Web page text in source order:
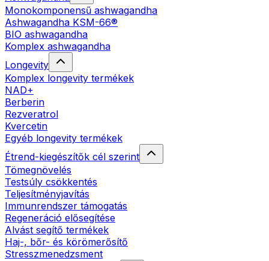
Monokomponensű ashwagandha
Ashwagandha KSM-66®
BIO ashwagandha
Komplex ashwagandha
Longevity
Komplex longevity termékek
NAD+
Berberin
Rezveratrol
Kvercetin
Egyéb longevity termékek
Étrend-kiegészítők cél szerint
Tömegnövelés
Testsúly csökkentés
Teljesítményjavítás
Immunrendszer támogatás
Regeneráció elősegítése
Alvást segítő termékek
Haj-, bőr- és körömerősítő
Stresszmenedzsment